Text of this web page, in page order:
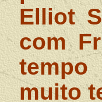
Elliot
com
muito